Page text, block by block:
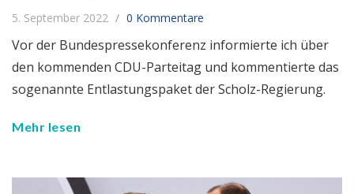
5. September 2022 0 Kommentare
Vor der Bundespressekonferenz informierte ich über
den kommenden CDU-Parteitag und kommentierte das
sogenannte Entlastungspaket der Scholz-Regierung.
Mehr lesen